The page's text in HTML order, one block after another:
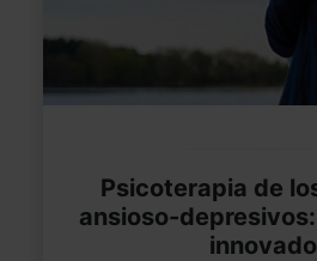
Psicoterapia de
ansioso-